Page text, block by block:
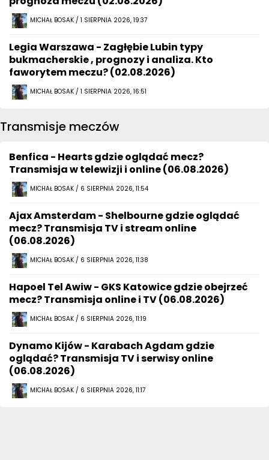
MICHAŁ BOSAK / 1 SIERPNIA 2026, 19:37
Legia Warszawa - Zagłębie Lubin typy
bukmacherskie , prognozy i analiza. Kto
faworytem meczu? (02.08.2026)
MICHAŁ BOSAK / 1 SIERPNIA 2026, 16:51
Transmisje meczów
Benfica - Hearts gdzie oglądać mecz?
Transmisja w telewizji i online (06.08.2026)
MICHAŁ BOSAK / 6 SIERPNIA 2026, 11:54
Ajax Amsterdam - Shelbourne gdzie oglądać
mecz? Transmisja TV i stream online
(06.08.2026)
MICHAŁ BOSAK / 6 SIERPNIA 2026, 11:38
Hapoel Tel Awiw - GKS Katowice gdzie obejrzeć
mecz? Transmisja online i TV (06.08.2026)
MICHAŁ BOSAK / 6 SIERPNIA 2026, 11:19
Dynamo Kijów - Karabach Agdam gdzie
oglądać? Transmisja TV i serwisy online
(06.08.2026)
MICHAŁ BOSAK / 6 SIERPNIA 2026, 11:17